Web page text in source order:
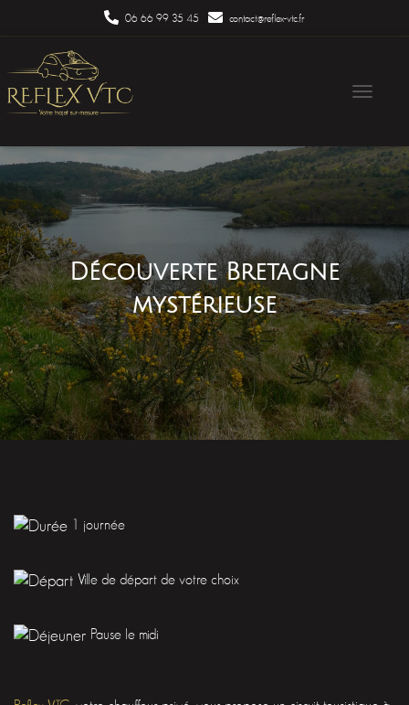
06 66 99 35 45 contact@reflex-vtc.fr
Découverte Bretagne
mystérieuse
1 journée
Ville de départ de votre choix
Pause le midi